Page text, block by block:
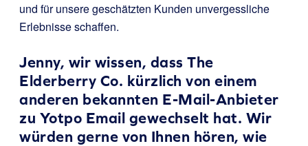
und für unsere geschätzten Kunden unvergessliche
Erlebnisse schaffen.
Jenny, wir wissen, dass The
Elderberry Co. kürzlich von einem
anderen bekannten E-Mail-Anbieter
zu Yotpo Email gewechselt hat. Wir
würden gerne von Ihnen hören, wie